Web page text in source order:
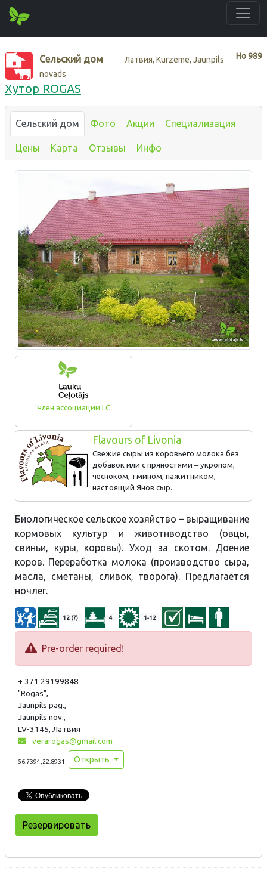
Нo989
Сельский дом
Латвия, Kurzeme, Jaunpils
novads
Хутор ROGAS
Сельский дом Фото Акции Специализация
Цены Карта Отзывы Инфо
Член ассоциации LC
Flavours of Livonia
Свежие сыры из коровьего молока без
добавок или с пряностями ‒ укропом,
чесноком, тмином, пажитником,
настоящий Янов сыр.
Биологическое сельское хозяйство – выращивание
кормовых культур и животнводство (овцы,
свиньи, куры, коровы). Уход за скотом. Доение
коров. Переработка молока (производство сыра,
масла, сметаны, сливок, творога). Предлагается
ночлег.
12 (7) 4 1-12
Pre-order required!
+ 371 29199848
"Rogas",
Jaunpils pag.,
Jaunpils nov.,
LV-3145, Латвия
verarogas@gmail.com
56.7394,22.8931 Открыть
Резервировать